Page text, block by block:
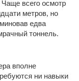
Чаще всего осмотр
метров, но
едва
тоннель.
вполне
ни навыки